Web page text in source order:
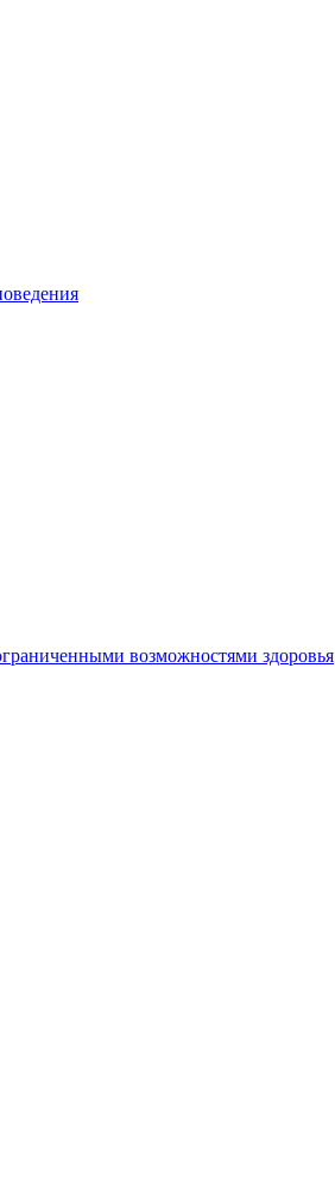
возможностями здоровья